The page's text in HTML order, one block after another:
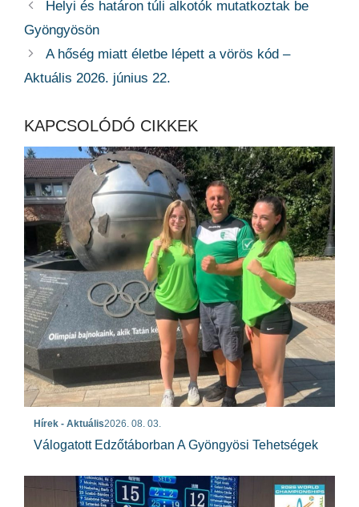
Helyi és határon túli alkotók mutatkoztak be
Gyöngyösön
A hőség miatt életbe lépett a vörös kód –
Aktuális 2026. június 22.
KAPCSOLÓDÓ CIKKEK
Hírek - Aktuális2026. 08. 03.
Válogatott Edzőtáborban A Gyöngyösi Tehetségek